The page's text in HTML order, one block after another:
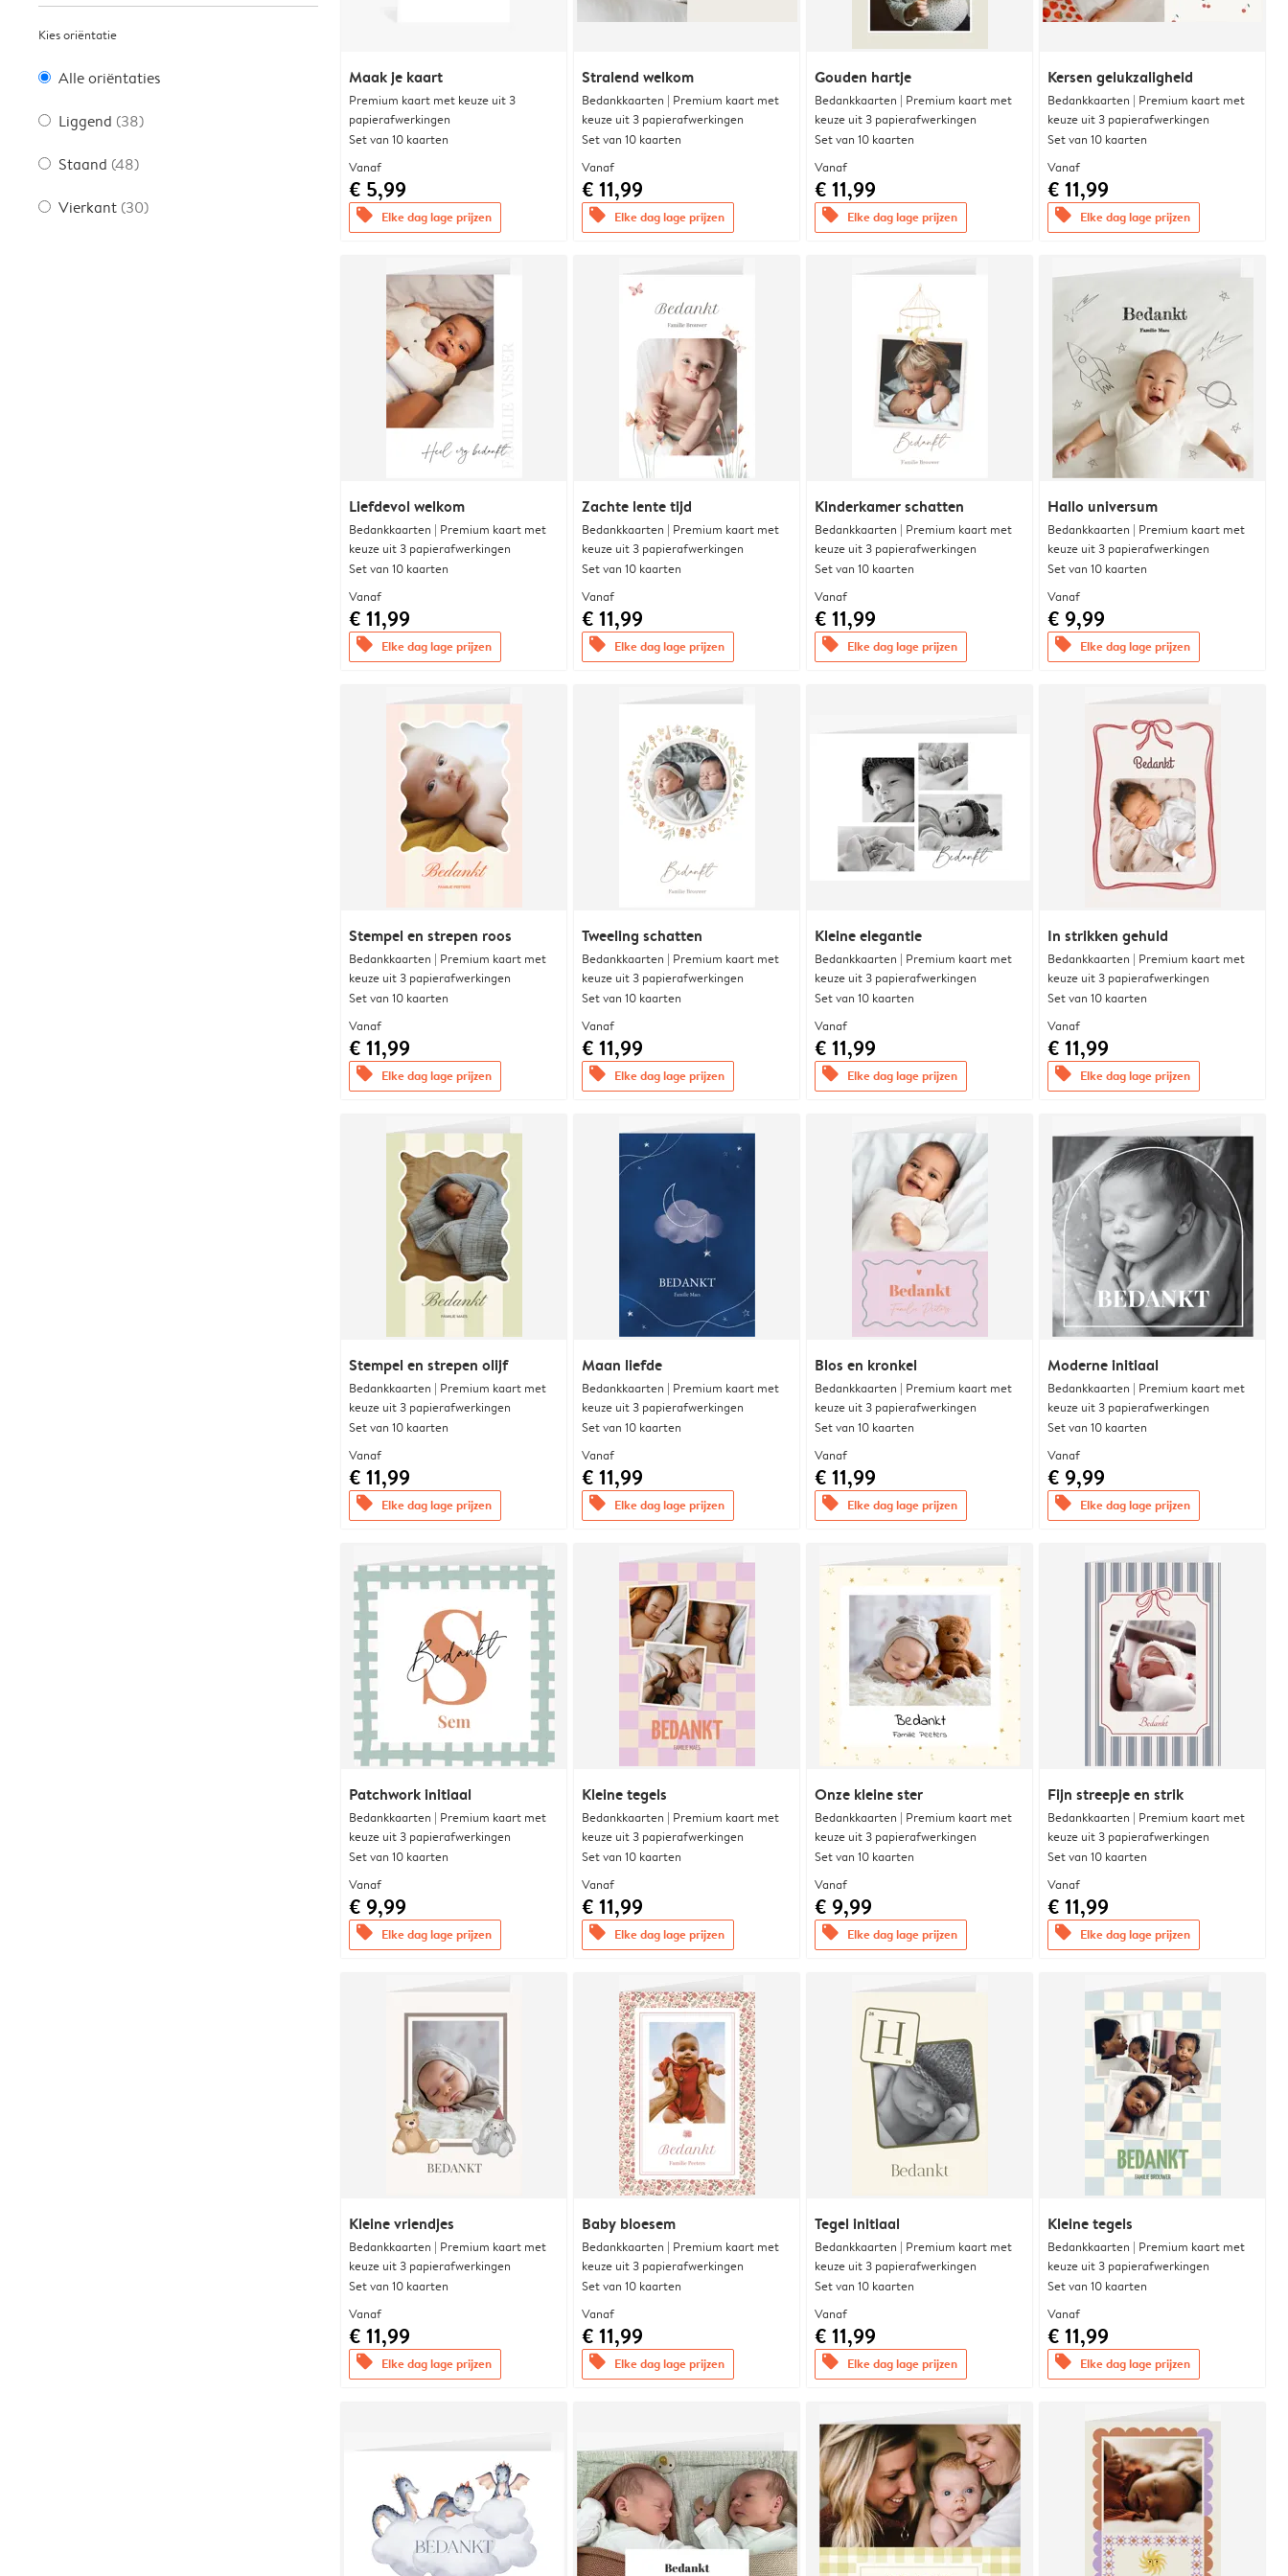
Kies oriëntatie
Alle oriëntaties
Liggend (38)
Staand (48)
Vierkant (30)
Maak je kaart
Premium kaart met keuze uit 3
papierafwerkingen
Set van 10 kaarten
Vanaf
€ 5,99
offers Elke dag lage prijzen
Stralend welkom
Bedankkaarten | Premium kaart met
keuze uit 3 papierafwerkingen
Set van 10 kaarten
Vanaf
€ 11,99
offers Elke dag lage prijzen
Gouden hartje
Bedankkaarten | Premium kaart met
keuze uit 3 papierafwerkingen
Set van 10 kaarten
Vanaf
€ 11,99
offers Elke dag lage prijzen
Kersen gelukzaligheid
Bedankkaarten | Premium kaart met
keuze uit 3 papierafwerkingen
Set van 10 kaarten
Vanaf
€ 11,99
offers Elke dag lage prijzen
Liefdevol welkom
Bedankkaarten | Premium kaart met
keuze uit 3 papierafwerkingen
Set van 10 kaarten
Vanaf
€ 11,99
offers Elke dag lage prijzen
Zachte lente tijd
Bedankkaarten | Premium kaart met
keuze uit 3 papierafwerkingen
Set van 10 kaarten
Vanaf
€ 11,99
offers Elke dag lage prijzen
Kinderkamer schatten
Bedankkaarten | Premium kaart met
keuze uit 3 papierafwerkingen
Set van 10 kaarten
Vanaf
€ 11,99
offers Elke dag lage prijzen
Hallo universum
Bedankkaarten | Premium kaart met
keuze uit 3 papierafwerkingen
Set van 10 kaarten
Vanaf
€ 9,99
offers Elke dag lage prijzen
Stempel en strepen roos
Bedankkaarten | Premium kaart met
keuze uit 3 papierafwerkingen
Set van 10 kaarten
Vanaf
€ 11,99
offers Elke dag lage prijzen
Tweeling schatten
Bedankkaarten | Premium kaart met
keuze uit 3 papierafwerkingen
Set van 10 kaarten
Vanaf
€ 11,99
offers Elke dag lage prijzen
Kleine elegantie
Bedankkaarten | Premium kaart met
keuze uit 3 papierafwerkingen
Set van 10 kaarten
Vanaf
€ 11,99
offers Elke dag lage prijzen
In strikken gehuld
Bedankkaarten | Premium kaart met
keuze uit 3 papierafwerkingen
Set van 10 kaarten
Vanaf
€ 11,99
offers Elke dag lage prijzen
Stempel en strepen olijf
Bedankkaarten | Premium kaart met
keuze uit 3 papierafwerkingen
Set van 10 kaarten
Vanaf
€ 11,99
offers Elke dag lage prijzen
Maan liefde
Bedankkaarten | Premium kaart met
keuze uit 3 papierafwerkingen
Set van 10 kaarten
Vanaf
€ 11,99
offers Elke dag lage prijzen
Blos en kronkel
Bedankkaarten | Premium kaart met
keuze uit 3 papierafwerkingen
Set van 10 kaarten
Vanaf
€ 11,99
offers Elke dag lage prijzen
Moderne initiaal
Bedankkaarten | Premium kaart met
keuze uit 3 papierafwerkingen
Set van 10 kaarten
Vanaf
€ 9,99
offers Elke dag lage prijzen
Patchwork initiaal
Bedankkaarten | Premium kaart met
keuze uit 3 papierafwerkingen
Set van 10 kaarten
Vanaf
€ 9,99
offers Elke dag lage prijzen
Kleine tegels
Bedankkaarten | Premium kaart met
keuze uit 3 papierafwerkingen
Set van 10 kaarten
Vanaf
€ 11,99
offers Elke dag lage prijzen
Onze kleine ster
Bedankkaarten | Premium kaart met
keuze uit 3 papierafwerkingen
Set van 10 kaarten
Vanaf
€ 9,99
offers Elke dag lage prijzen
Fijn streepje en strik
Bedankkaarten | Premium kaart met
keuze uit 3 papierafwerkingen
Set van 10 kaarten
Vanaf
€ 11,99
offers Elke dag lage prijzen
Kleine vriendjes
Bedankkaarten | Premium kaart met
keuze uit 3 papierafwerkingen
Set van 10 kaarten
Vanaf
€ 11,99
offers Elke dag lage prijzen
Baby bloesem
Bedankkaarten | Premium kaart met
keuze uit 3 papierafwerkingen
Set van 10 kaarten
Vanaf
€ 11,99
offers Elke dag lage prijzen
Tegel initiaal
Bedankkaarten | Premium kaart met
keuze uit 3 papierafwerkingen
Set van 10 kaarten
Vanaf
€ 11,99
offers Elke dag lage prijzen
Kleine tegels
Bedankkaarten | Premium kaart met
keuze uit 3 papierafwerkingen
Set van 10 kaarten
Vanaf
€ 11,99
offers Elke dag lage prijzen